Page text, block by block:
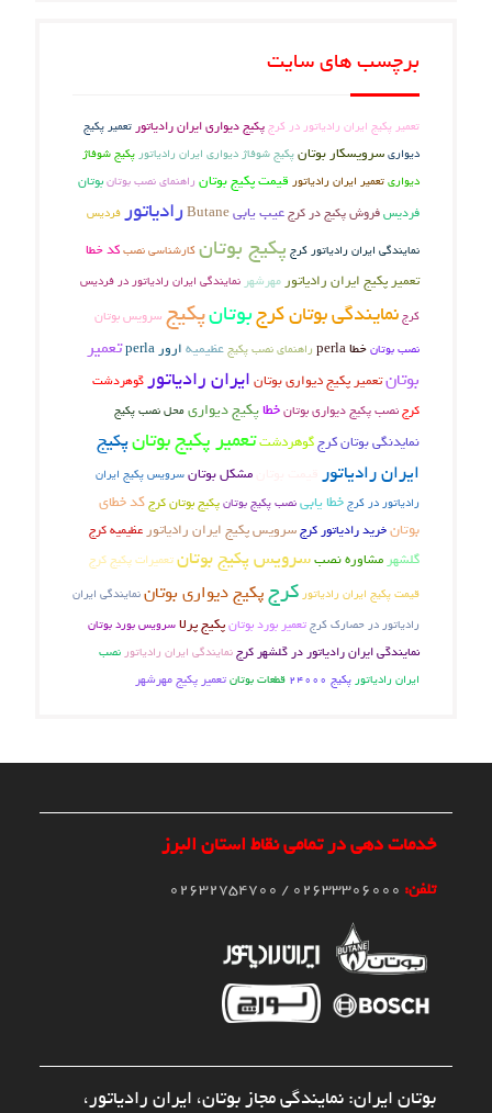
برچسب های سایت
تعمیر پکیج ایران رادیاتور در کرجپکیج دیواری ایران رادیاتور تعمیر پکیج
دیواریسرویسکار بوتانپکیج شوفاژ دیواری ایران رادیاتورپکیج شوفاژ
دیواریتعمیر ایران رادیاتور قیمت پکیج بوتان راهنمای نصب بوتانبوتان
فردیسفروش پکیج در کرجعیب یابیButane رادیاتورفردیس
نمایندگی ایران رادیاتور کرج پکیج بوتانکارشناسی نصبکد خطا
تعمیر پکیج ایران رادیاتورمهرشهر نمایندگی ایران رادیاتور در فردیس
کرجنمایندگی بوتان کرجبوتانپکیج سرویس بوتان
نصب بوتانخطا perla راهنمای نصب پکیجعظیمیه ارور perla
تعمیر
بوتانتعمیر پکیج دیواری بوتان ایران رادیاتورگوهردشت
کرجنصب پکیج دیواری بوتانخطاپکیج دیواریمحل نصب پکیج
نمایدنگی بوتان کرجگوهردشتتعمیر پکیج بوتانپکیج
ایران رادیاتور
مشکل بوتانسرویس پکیج ایران
رادیاتور در کرجخطا یابینصب پکیج بوتانپکیج بوتان کرجکد خطای
بوتانخرید رادیاتور کرجسرویس پکیج ایران رادیاتورعظیمیه کرج
گلشهرمشاوره نصبسرویس پکیج بوتانتعمیرات پکیج کرج
قیمت پکیج ایران رادیاتورکرجپکیج دیواری بوتان نمایندگی ایران
رادیاتور در حصارک کرج تعمیر بورد بوتانپکیج پرلا سرویس بورد بوتان
نمایندگی ایران رادیاتور در گلشهر کرجنمایندگی ایران رادیاتور نصب
ایران رادیاتور پکیج 24000 قطعات بوتان تعمیر پکیج مهرشهر
خدمات دهی در تمامی نقاط استان البرز
تلفن:
بوتان ایران: نمایندگی مجاز بوتان، ایران رادیاتور،